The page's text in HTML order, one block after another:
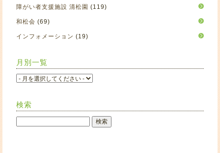
障がい者支援施設 清松園 (119)
和松会 (69)
インフォメーション (19)
月別一覧
検索